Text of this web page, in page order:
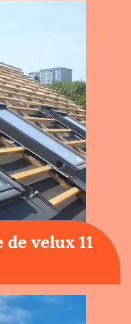
velux 11